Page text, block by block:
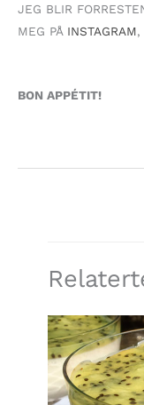
JEG BLIR
MEG PÅ INSTAGRAM,
BON APPÉTIT!